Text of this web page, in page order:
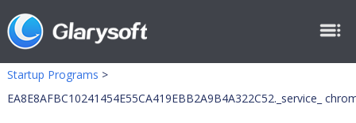
Startup Programs >
EA8E8AFBC10241454E55CA419EBB2A9B4A322C52._service_